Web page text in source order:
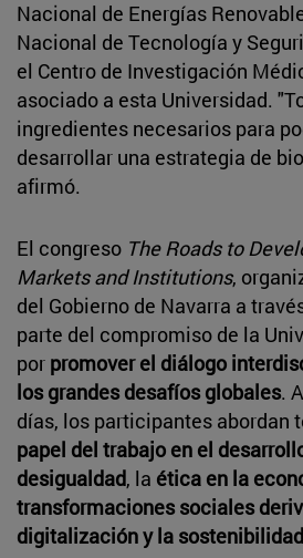
Nacional de Energías
Nacional de Tecnología y
el Centro de Investigación
asociado a esta Universidad.
ingredientes necesarios para
desarrollar una estrategia de
afirmó.
El congreso The Roads to
Markets and Institutions,
del Gobierno de Navarra a
parte del compromiso de la
por promover el diálogo
los grandes desafíos globales.
días, los participantes abordan
papel del trabajo en el
desigualdad, la ética en la
transformaciones sociales
digitalización y la sostenibilidad